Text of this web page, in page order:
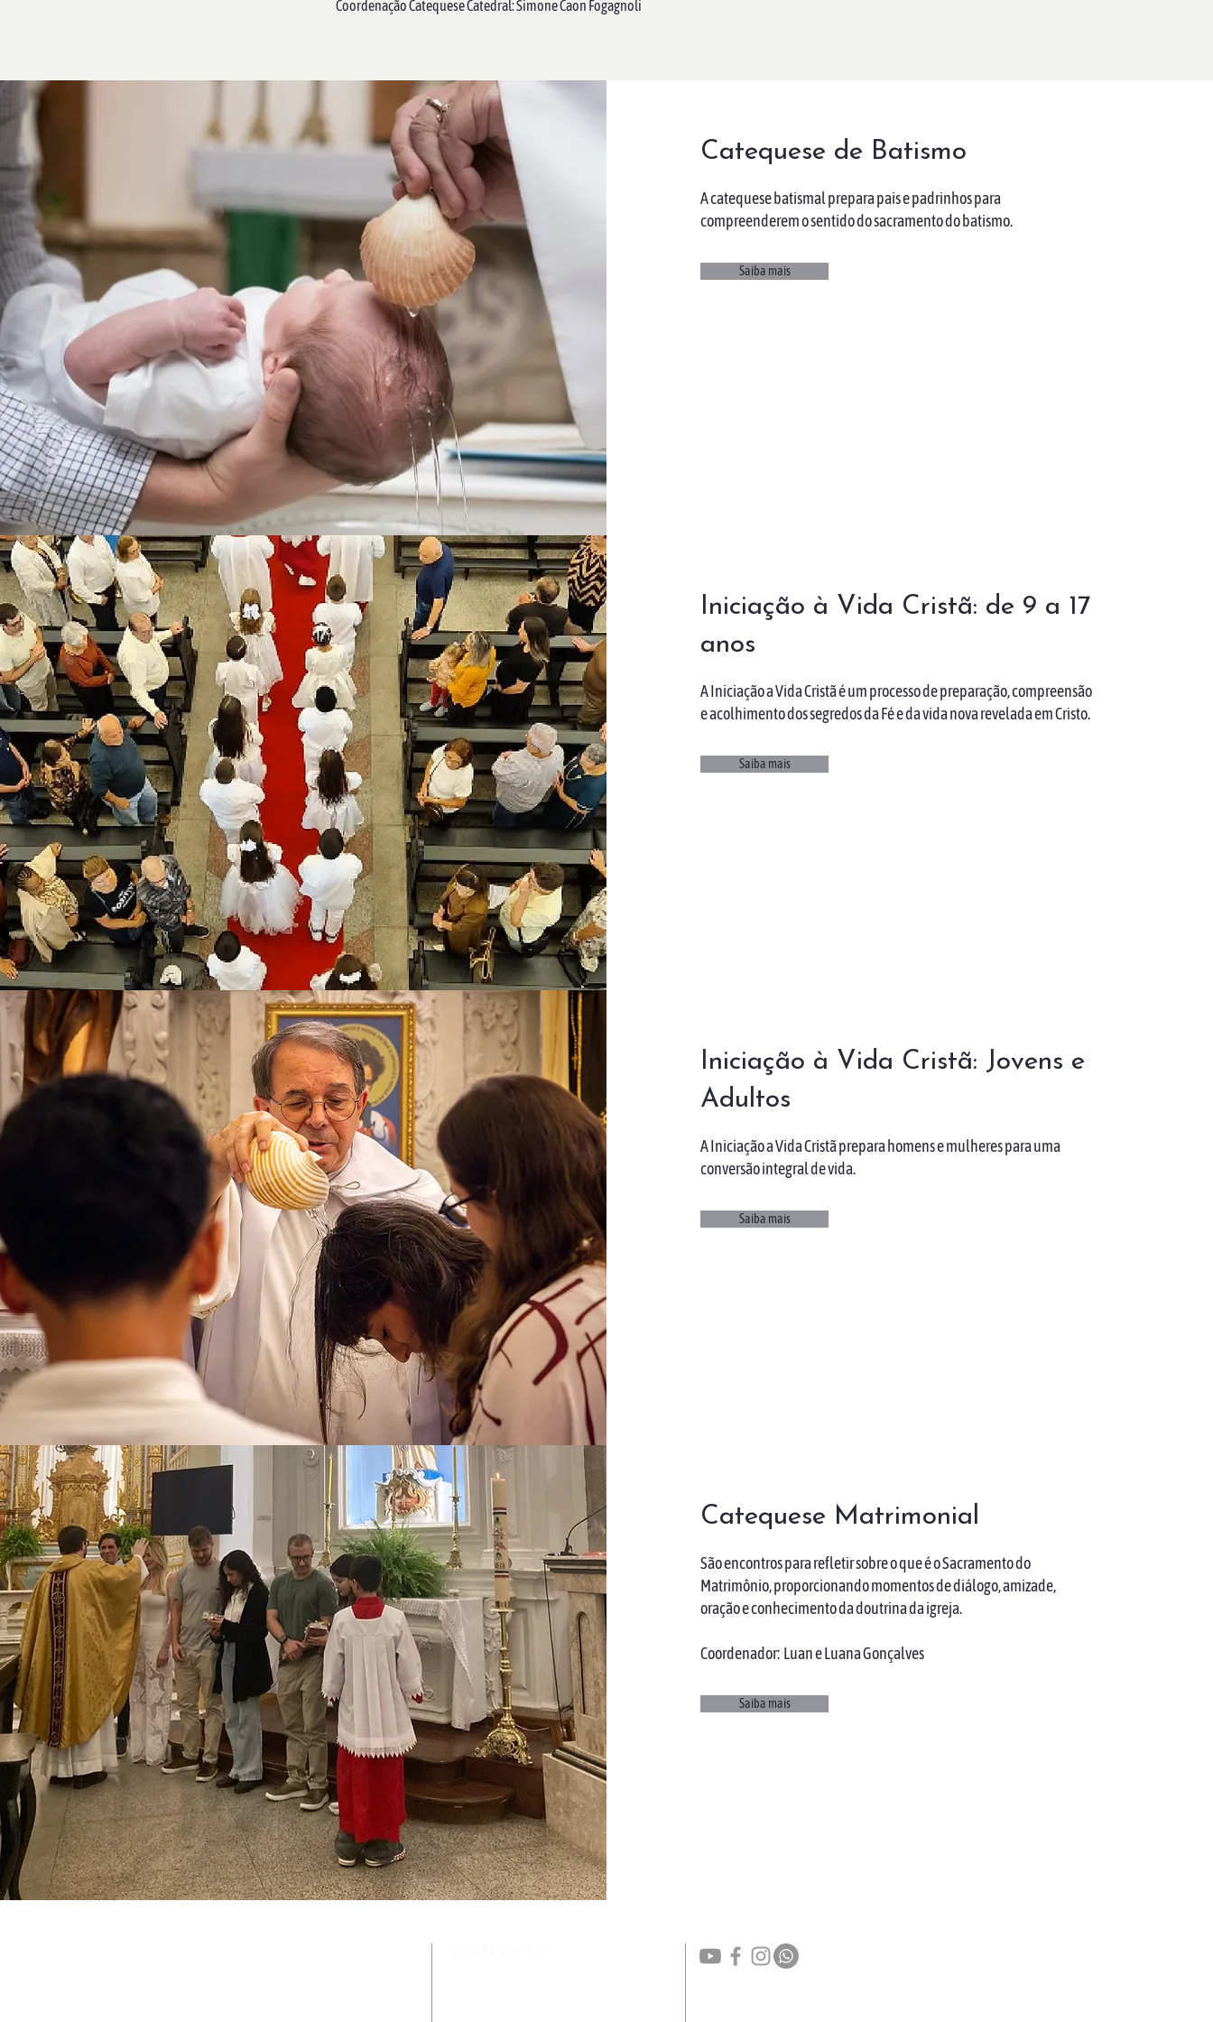
Coordenação Catequese Catedral: Simone Caon Fogagnoli
Catequese de Batismo
A catequese batismal prepara pais e padrinhos para
compreenderem o sentido do sacramento do batismo.
Saiba mais
Iniciação à Vida Cristã: de 9 a 17
anos
A Iniciação a Vida Cristã é um processo de preparação, compreensão
e acolhimento dos segredos da Fé e da vida nova revelada em Cristo.
Saiba mais
Iniciação à Vida Cristã: Jovens e
Adultos
A Iniciação a Vida Cristã prepara homens e mulheres para uma
conversão integral de vida.
Saiba mais
Catequese Matrimonial
São encontros para refletir sobre o que é o Sacramento do
Matrimônio, proporcionando momentos de diálogo, amizade,
oração e conhecimento da doutrina da igreja. ​​
​Coordenador: Luan e Luana Gonçalves
Saiba mais